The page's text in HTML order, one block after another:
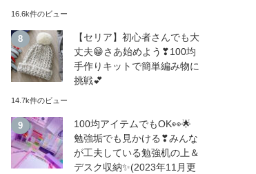
16.6k件のビュー
【セリア】初心者さんでも大
丈夫😁さあ始めよう❣100均
手作りキットで簡単編み物に
挑戦💕
14.7k件のビュー
100均アイテムでもOK👀🌟
勉強垢でも見かける❣みんな
が工夫している勉強机の上＆
デスク収納✨(2023年11月更